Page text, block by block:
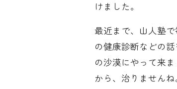
けました。
最近まで、山人塾
の健康診断などの
の沙漠にやって来
から、治りませんね